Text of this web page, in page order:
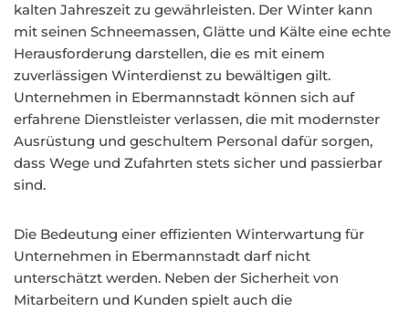
kalten Jahreszeit zu gewährleisten. Der Winter kann
mit seinen Schneemassen, Glätte und Kälte eine echte
Herausforderung darstellen, die es mit einem
zuverlässigen Winterdienst zu bewältigen gilt.
Unternehmen in Ebermannstadt können sich auf
erfahrene Dienstleister verlassen, die mit modernster
Ausrüstung und geschultem Personal dafür sorgen,
dass Wege und Zufahrten stets sicher und passierbar
sind.
Die Bedeutung einer effizienten Winterwartung für
Unternehmen in Ebermannstadt darf nicht
unterschätzt werden. Neben der Sicherheit von
Mitarbeitern und Kunden spielt auch die